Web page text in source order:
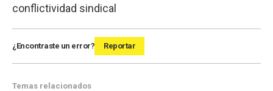
conflictividad sindical
¿Encontraste un error? Reportar
Temas relacionados